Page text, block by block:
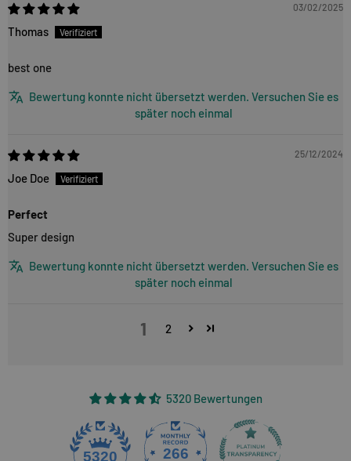
03/02/2025
Thomas
best one
Bewertung konnte nicht übersetzt werden. Versuchen Sie es
später noch einmal
25/12/2024
Joe Doe
Perfect
Super design
Bewertung konnte nicht übersetzt werden. Versuchen Sie es
später noch einmal
1 2
5320 Bewertungen
5320 266